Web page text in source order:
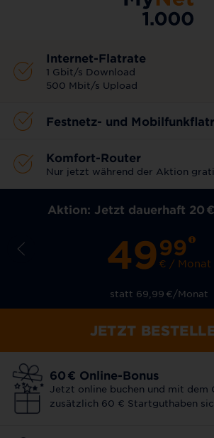
Internet-Flatrate
1 Gbit/s Download
500 Mbit/s Upload
Festnetz- und
Komfort-Router
Nur jetzt während der Aktion
Aktion: Jetzt dauerhaft 20 €
4999
€ / Monat
statt 69,99 €/Monat
JETZT
60 € Online-Bonus
Jetzt online buchen und mit dem
zusätzlich 60 € Startguthaben